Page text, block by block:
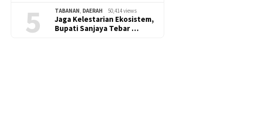
5 TABANAN, DAERAH 50,414 views
Jaga Kelestarian Ekosistem,
Bupati Sanjaya Tebar …